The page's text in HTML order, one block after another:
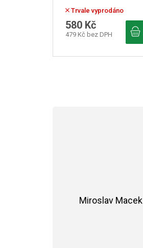
Trvale vyprodáno
479 Kč bez DPH
580 Kč
Miroslav Macek